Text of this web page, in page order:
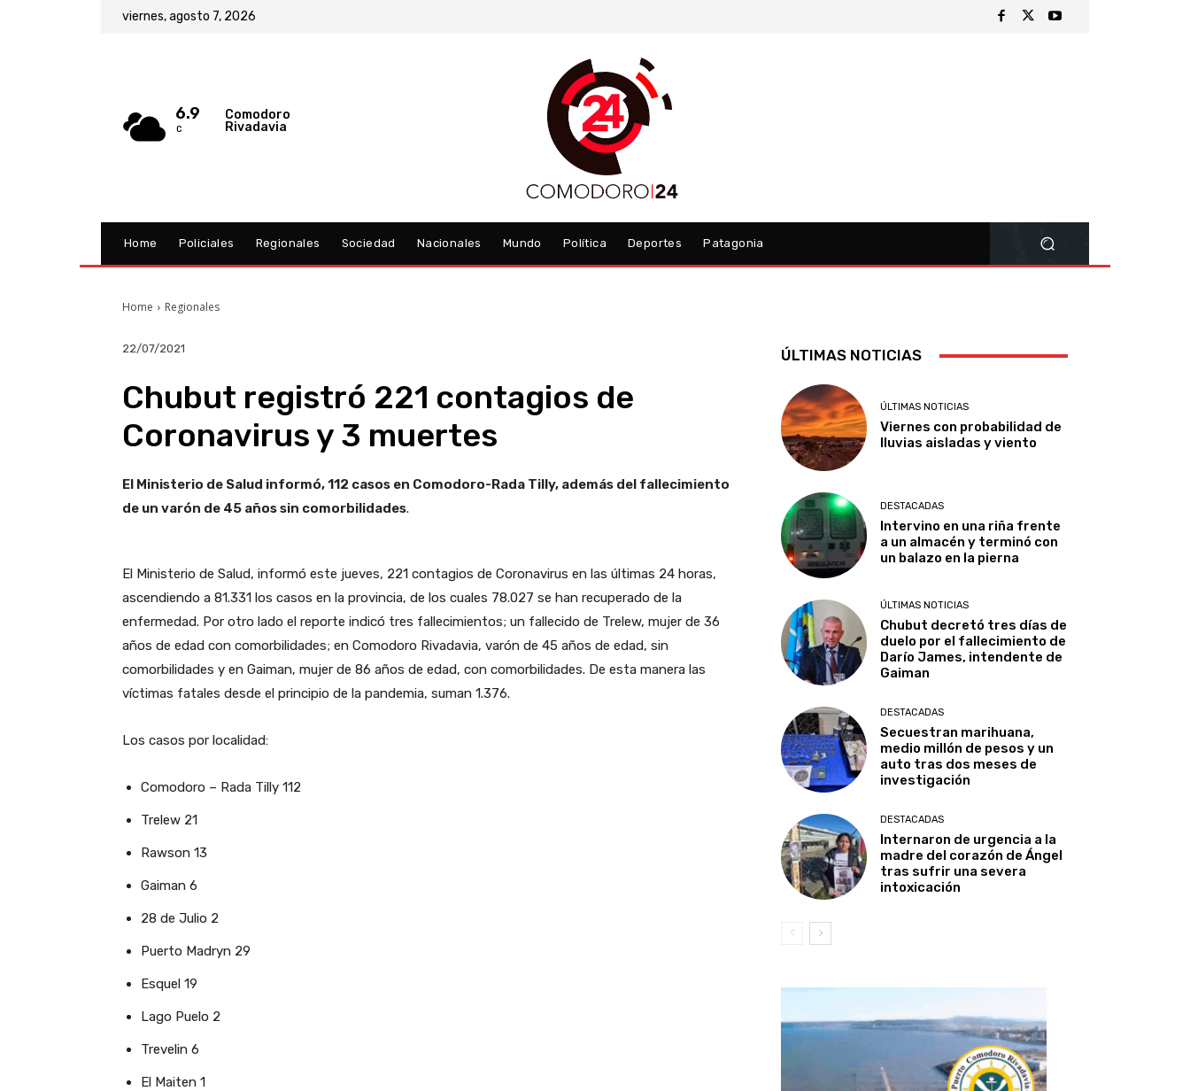
viernes, agosto 7, 2026
6.9
C
Comodoro
Rivadavia
Home Policiales Regionales Sociedad Nacionales Mundo Política Deportes Patagonia
Home Regionales
22/07/2021
Chubut registró 221 contagios de
Coronavirus y 3 muertes
El Ministerio de Salud informó, 112 casos en Comodoro-Rada Tilly, además del fallecimiento
de un varón de 45 años sin comorbilidades.
El Ministerio de Salud, informó este jueves, 221 contagios de Coronavirus en las últimas 24 horas,
ascendiendo a 81.331 los casos en la provincia, de los cuales 78.027 se han recuperado de la
enfermedad. Por otro lado el reporte indicó tres fallecimientos; un fallecido de Trelew, mujer de 36
años de edad con comorbilidades; en Comodoro Rivadavia, varón de 45 años de edad, sin
comorbilidades y en Gaiman, mujer de 86 años de edad, con comorbilidades. De esta manera las
víctimas fatales desde el principio de la pandemia, suman 1.376.
Los casos por localidad:
Comodoro – Rada Tilly 112
Trelew 21
Rawson 13
Gaiman 6
28 de Julio 2
Puerto Madryn 29
Esquel 19
Lago Puelo 2
Trevelin 6
El Maiten 1
ÚLTIMAS NOTICIAS
ÚLTIMAS NOTICIAS
Viernes con probabilidad de
lluvias aisladas y viento
DESTACADAS
Intervino en una riña frente
a un almacén y terminó con
un balazo en la pierna
ÚLTIMAS NOTICIAS
Chubut decretó tres días de
duelo por el fallecimiento de
Darío James, intendente de
Gaiman
DESTACADAS
Secuestran marihuana,
medio millón de pesos y un
auto tras dos meses de
investigación
DESTACADAS
Internaron de urgencia a la
madre del corazón de Ángel
tras sufrir una severa
intoxicación